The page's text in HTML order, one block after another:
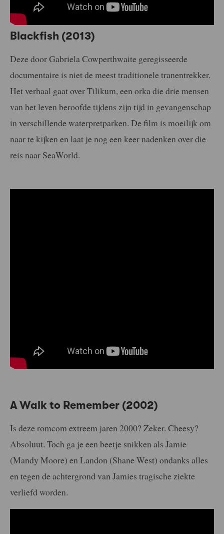
Blackfish (2013)
Deze door Gabriela Cowperthwaite geregisseerde
documentaire is niet de meest traditionele tranentrekker.
Het verhaal gaat over Tilikum, een orka die drie mensen
van het leven beroofde tijdens zijn tijd in gevangenschap
in verschillende waterpretparken. De film is moeilijk om
naar te kijken en laat je nog een keer nadenken over die
reis naar SeaWorld.
A Walk to Remember (2002)
Is deze romcom extreem jaren 2000? Zeker. Cheesy?
Absoluut. Toch ga je een beetje snikken als Jamie
(Mandy Moore) en Landon (Shane West) ondanks alles
en tegen de achtergrond van Jamies tragische ziekte
verliefd worden.